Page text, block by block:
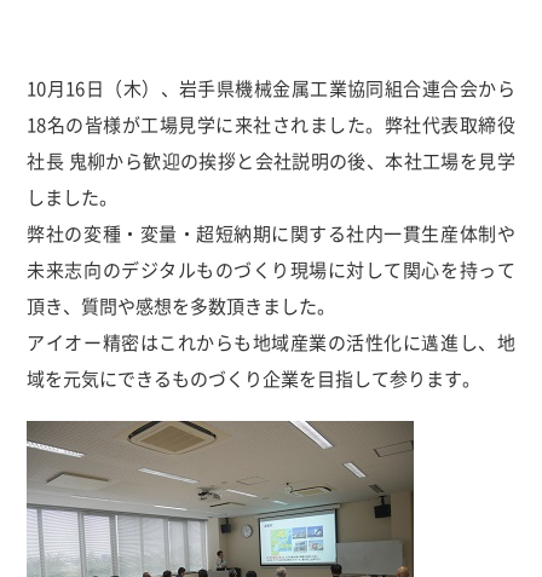
10月16日（木）、岩手県機械金属工業協同組合連合会から
18名の皆様が工場見学に来社されました。弊社代表取締役
社長 鬼柳から歓迎の挨拶と会社説明の後、本社工場を見学
しました。
弊社の変種・変量・超短納期に関する社内一貫生産体制や
未来志向のデジタルものづくり現場に対して関心を持って
頂き、質問や感想を多数頂きました。
アイオー精密はこれからも地域産業の活性化に邁進し、地
域を元気にできるものづくり企業を目指して参ります。